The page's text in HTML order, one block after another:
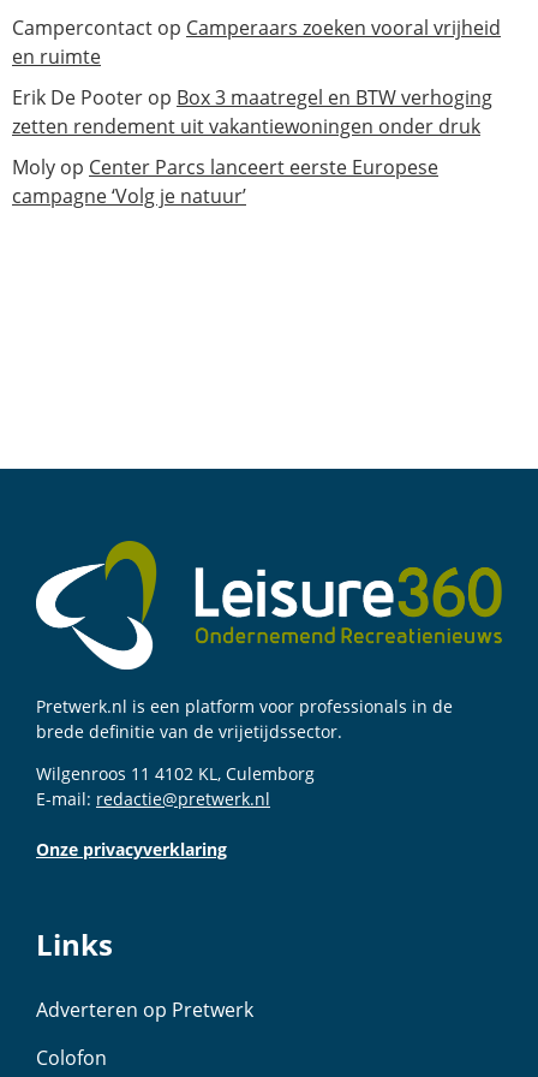
Campercontact op Camperaars zoeken vooral vrijheid
en ruimte
Erik De Pooter op Box 3 maatregel en BTW verhoging
zetten rendement uit vakantiewoningen onder druk
Moly op Center Parcs lanceert eerste Europese
campagne ‘Volg je natuur’
Pretwerk.nl is een platform voor professionals in de
brede definitie van de vrijetijdssector.
Wilgenroos 11 4102 KL, Culemborg
E-mail: redactie@pretwerk.nl
Onze privacyverklaring
Links
Adverteren op Pretwerk
Colofon